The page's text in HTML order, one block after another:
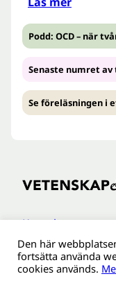
Podd: OCD – när
Senaste numret
Se föreläsningen i
Kontakt
Om webbplatsen
Den här
fortsätta använda
cookies används.